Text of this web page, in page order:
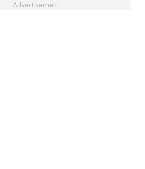
Advertisement